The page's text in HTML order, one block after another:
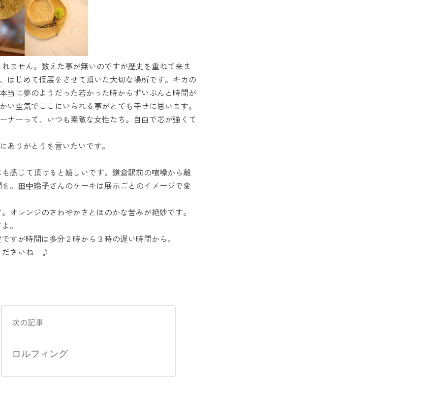
ません。数えた事が無いのですが歴史を重ねて来ま
はじめて個展をさせて頂いた大切な場所です。キカの
当に夢のようだった若かった時からずいぶんと時間が
空気でここにいられる事がとても幸せに思います。
ナーって、いつも素敵な女性たち。自由で芯が強くて
ありがとうを言いたいです。
感じて頂けると嬉しいです。鎌倉駅前の喧噪から離
。 田中玲子さんのケーキは展示ごとのイメージで変
オレンジのさわやかさとほのかな苦みが絶妙です。
。
すが時間は多分２時から３時の遅い時間から。
ださいねー♪
次の記事
ロルフィング